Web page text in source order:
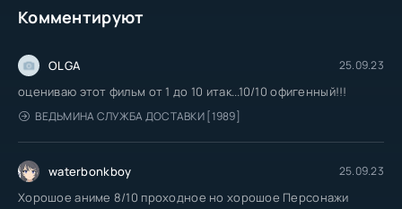
Комментируют
OLGA 25.09.23
оцениваю этот фильм от 1 до 10 итак...10/10 офигенный!!!
ВЕДЬМИНА СЛУЖБА ДОСТАВКИ [1989]
waterbonkboy 25.09.23
Хорошое аниме 8/10 проходное но хорошое Персонажи